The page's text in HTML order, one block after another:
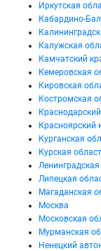
Иркутская
Кабардино-
Калужская
Камчатский
Кемеровская
Кировская
Костромская
Красноярский
Курганская
Курская
Липецкая
Магаданская
Москва
Московская
Мурманская
Ненецкий